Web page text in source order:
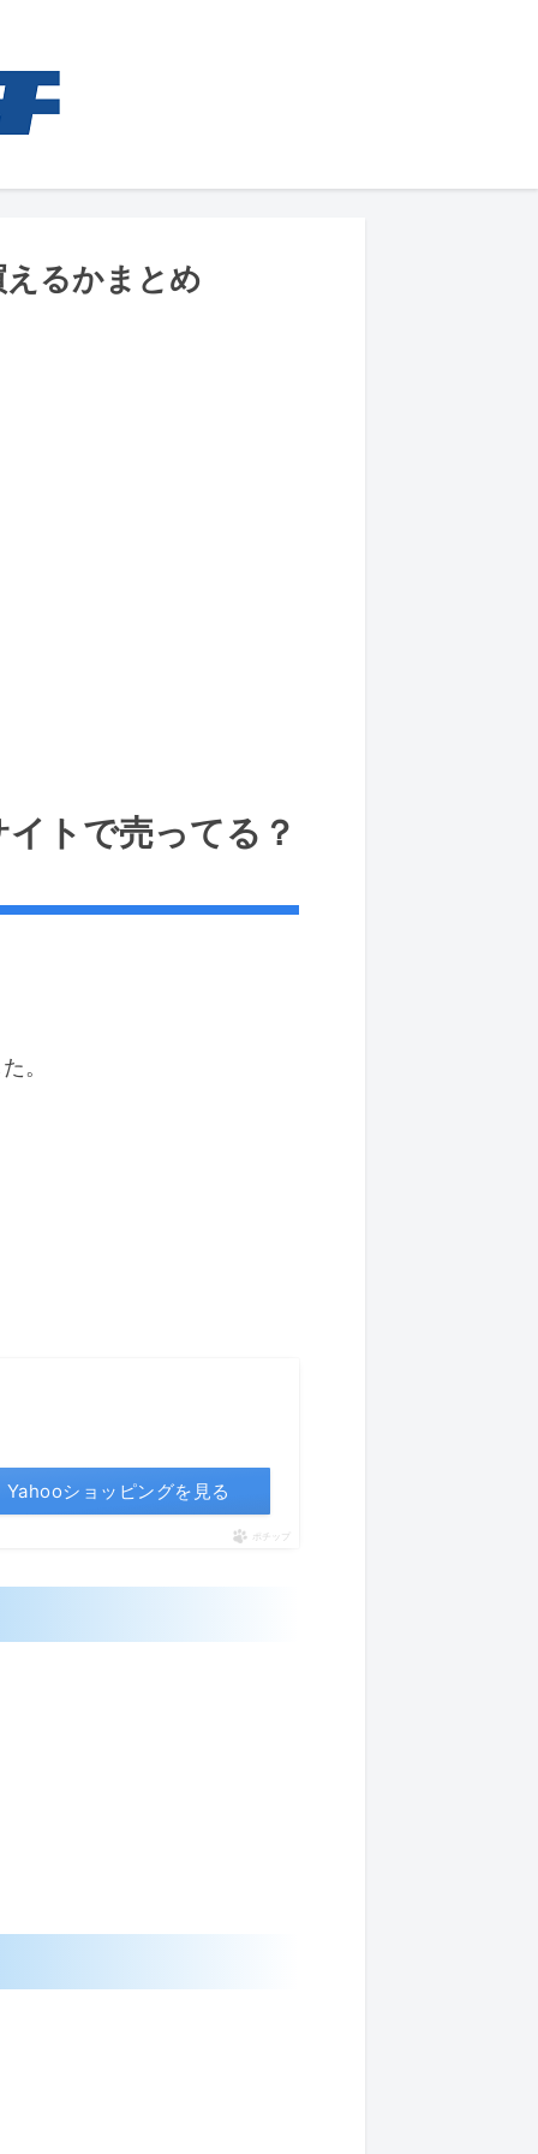
るかまとめ
トで売ってる？
。
Yahooショッピングを見る
ポチップ